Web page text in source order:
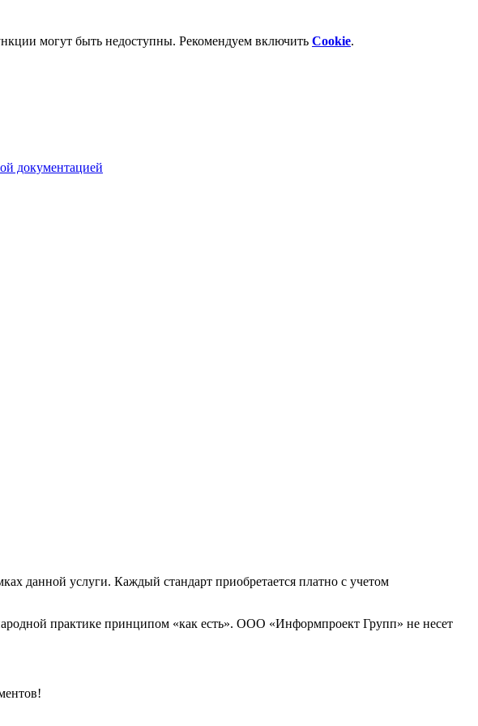
могут быть недоступны. Рекомендуем включить Cookie.
документацией
данной услуги. Каждый стандарт приобретается платно с учетом
практике принципом «как есть». ООО «Информпроект Групп» не несет